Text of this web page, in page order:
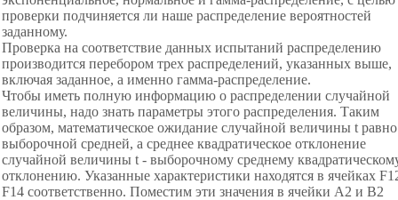
проверки подчиняется ли наше распределение вероятностей
заданному.
Проверка на соответствие данных испытаний распределению
производится перебором трех распределений, указанных выше,
включая заданное, а именно гамма-распределение.
Чтобы иметь полную информацию о распределении случайной
величины, надо знать параметры этого распределения. Таким
образом, математическое ожидание случайной величины t равно
выборочной средней, а среднее квадратическое отклонение
случайной величины t - выборочному среднему
отклонению. Указанные характеристики находятся в ячейках
F14 соответственно. Поместим эти значения в ячейки А2 и В2